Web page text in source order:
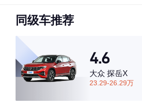
·内饰表现较为优秀，优于76%同级车
·空间表现较为优秀，优于62%同级车
同级车推荐
4.6
大众 探岳X
23.29-26.29万